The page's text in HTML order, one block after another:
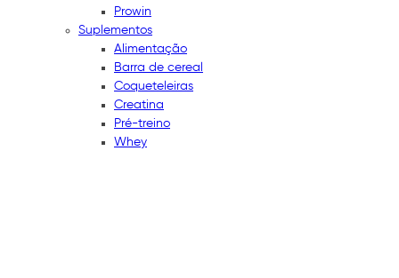
Prowin
Suplementos
Alimentação
Barra de cereal
Coqueteleiras
Creatina
Pré-treino
Whey